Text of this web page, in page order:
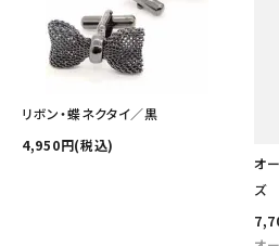
リボン・蝶ネクタイ／黒
4,950円(税込)
オ
ズ